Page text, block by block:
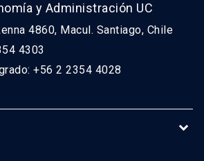
y Administración UC
4860, Macul. Santiago, Chile
4303
+56 2 2354 4028